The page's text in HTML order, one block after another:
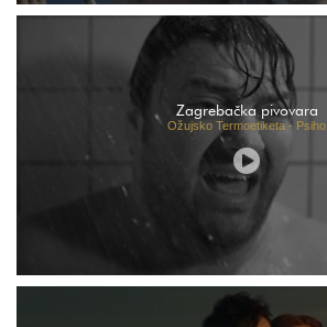
Zagrebačka pivovara
Ožujsko Termoetiketa - Psiho